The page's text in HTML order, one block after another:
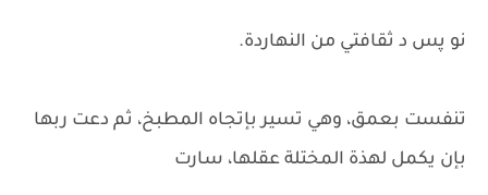
نو پس د ثقافتي من النهاردة.
تنفست بعمق، وهي تسير بإتجاه المطبخ، ثم دعت ربها
بإن يكمل لهذة المختلة عقلها، سارت